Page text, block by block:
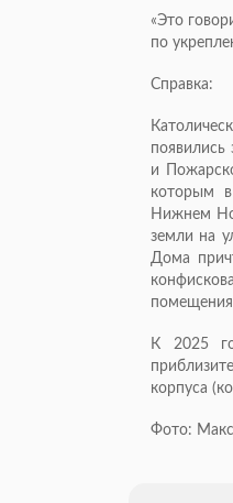
«Это
по
Справка:
появились
и
которым
Нижнем
земли на
Дома
К 2025
корпуса
Фото: